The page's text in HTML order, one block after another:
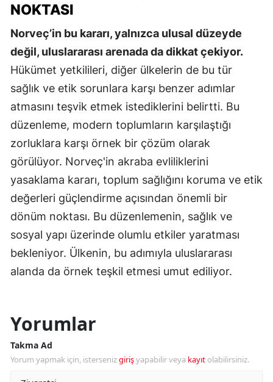
NOKTASI
Norveç’in bu kararı, yalnızca ulusal düzeyde
değil, uluslararası arenada da dikkat çekiyor.
Hükümet yetkilileri, diğer ülkelerin de bu tür
sağlık ve etik sorunlara karşı benzer adımlar
atmasını teşvik etmek istediklerini belirtti. Bu
düzenleme, modern toplumların karşılaştığı
zorluklara karşı örnek bir çözüm olarak
görülüyor. Norveç'in akraba evliliklerini
yasaklama kararı, toplum sağlığını koruma ve etik
değerleri güçlendirme açısından önemli bir
dönüm noktası. Bu düzenlemenin, sağlık ve
sosyal yapı üzerinde olumlu etkiler yaratması
bekleniyor. Ülkenin, bu adımıyla uluslararası
alanda da örnek teşkil etmesi umut ediliyor.
Yorumlar
Takma Ad
Yorum yapmak için, istersenizgirişyapabilir veya kayıt olabilirsiniz.